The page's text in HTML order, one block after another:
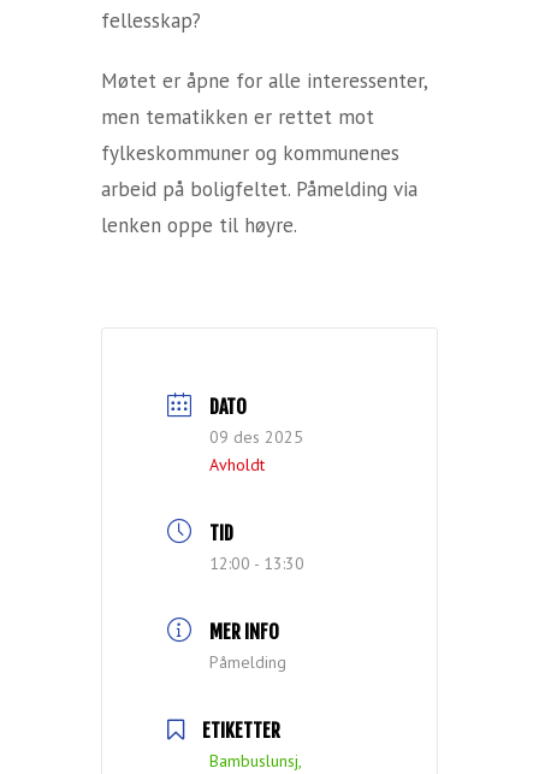
fellesskap?
Møtet er åpne for alle interessenter,
men tematikken er rettet mot
fylkeskommuner og kommunenes
arbeid på boligfeltet. Påmelding via
lenken oppe til høyre.
DATO
09 des 2025
Avholdt
TID
12:00 - 13:30
MER INFO
Påmelding
ETIKETTER
Bambuslunsj,